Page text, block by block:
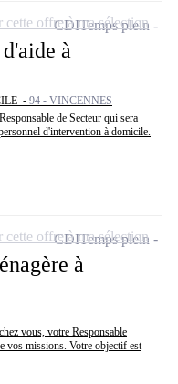
à
- 94 - VINCENNES
de Secteur qui sera
d'intervention à domicile.
CDITemps plein
cette offre à ma sélection
à
vous, votre Responsable
vos missions. Votre objectif est
CDITemps plein
cette offre à ma sélection